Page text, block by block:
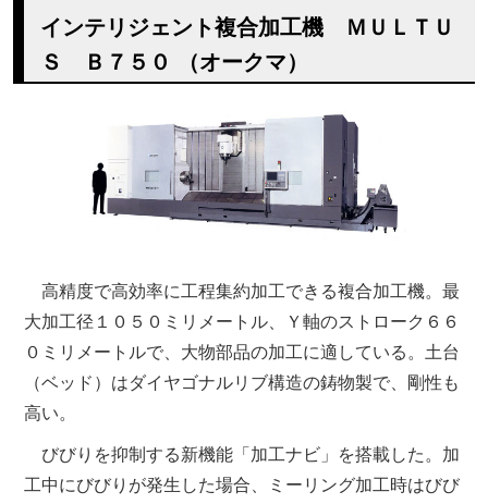
インテリジェント複合加工機 ＭＵＬＴＵ
Ｓ Ｂ７５０ （オークマ）
高精度で高効率に工程集約加工できる複合加工機。最
大加工径１０５０ミリメートル、Ｙ軸のストローク６６
０ミリメートルで、大物部品の加工に適している。土台
（ベッド）はダイヤゴナルリブ構造の鋳物製で、剛性も
高い。
びびりを抑制する新機能「加工ナビ」を搭載した。加
工中にびびりが発生した場合、ミーリング加工時はびび